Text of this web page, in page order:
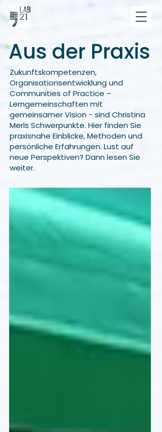
Aus der Praxis
Zukunftskompetenzen,
Organisationsentwicklung und
Communities of Practice –
Lerngemeinschaften mit
gemeinsamer Vision - sind Christina
Merls Schwerpunkte. Hier finden Sie
praxisnahe Einblicke, Methoden und
persönliche Erfahrungen. Lust auf
neue Perspektiven? Dann lesen Sie
weiter.